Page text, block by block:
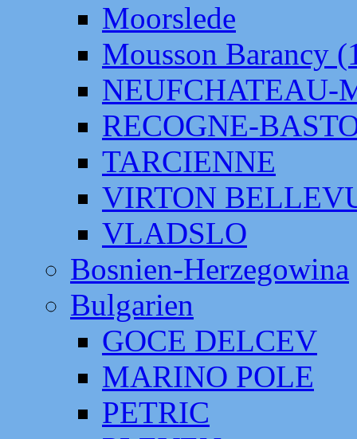
Moorslede
Mousson Barancy
NEUFCHATEAU-
RECOGNE-
TARCIENNE
VIRTON
VLADSLO
Bosnien-Herzegowina
Bulgarien
GOCE DELCEV
MARINO POLE
PETRIC